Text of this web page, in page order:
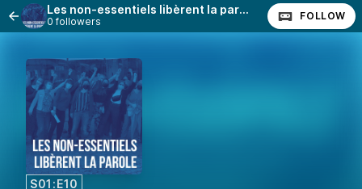
Les non-essentiels libèrent la parole !
0 followers FOLLOW
S01:E10